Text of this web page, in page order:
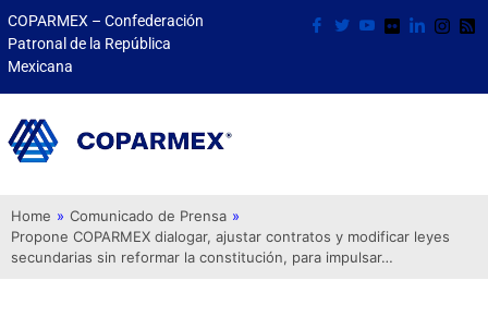
COPARMEX – Confederación
Patronal de la República
Mexicana
Home » Comunicado de Prensa »
Propone COPARMEX dialogar, ajustar contratos y modificar leyes
secundarias sin reformar la constitución, para impulsar…